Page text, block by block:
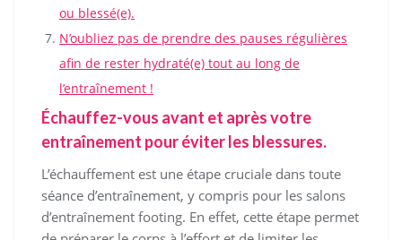
ou blessé(e).
N’oubliez pas de prendre des pauses régulières
afin de rester hydraté(e) tout au long de
l’entraînement !
Échauffez-vous avant et après votre
entraînement pour éviter les blessures.
L’échauffement est une étape cruciale dans toute
séance d’entraînement, y compris pour les salons
d’entraînement footing. En effet, cette étape permet